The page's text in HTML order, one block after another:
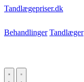
Tandlægepriser.dk
Behandlinger Tandlæger